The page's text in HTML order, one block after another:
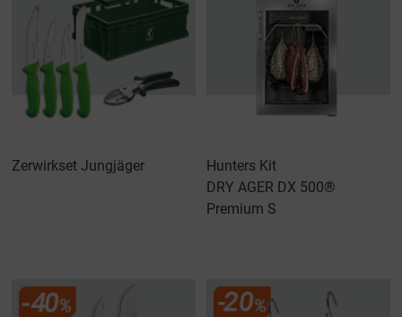
Zerwirkset Jungjäger
Hunters Kit
DRY AGER DX 500®
Premium S